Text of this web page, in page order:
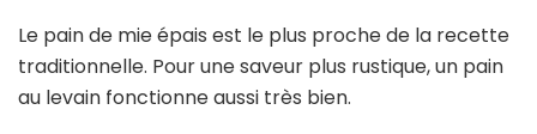
Le pain de mie épais est le plus proche de la recette
traditionnelle. Pour une saveur plus rustique, un pain
au levain fonctionne aussi très bien.